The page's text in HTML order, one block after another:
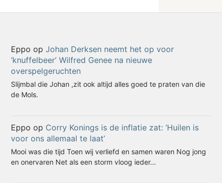
Eppo opJohan Derksen neemt het op voor
‘knuffelbeer’ Wilfred Genee na nieuwe
overspelgeruchten
Slijmbal die Johan ,zit ook altijd alles goed te praten van die
de Mols.
Eppo op Corry Konings is de inflatie zat: ‘Huilen is
voor ons allemaal te laat’
Mooi was die tijd Toen wij verliefd en samen waren Nog jong
en onervaren Net als een storm vloog ieder…